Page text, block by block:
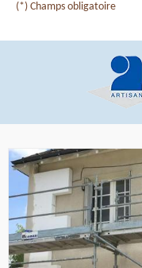
(*) Champs obligatoire